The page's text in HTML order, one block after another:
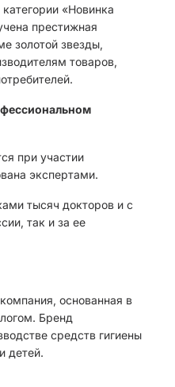
«Новинка
престижная
золотой звезды,
товаров,
при участии
экспертами.
тысяч докторов и с
так и за ее
основанная в
Бренд
средств гигиены
детей.